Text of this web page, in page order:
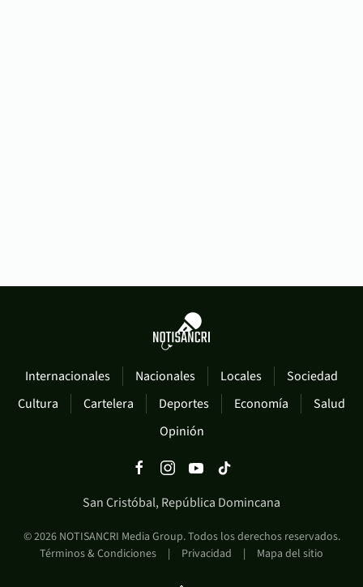
Internacionales Nacionales Locales
Sociedad
Cultura
Cartelera Deportes Economía
Salud
Opinión
San Cristóbal, República Domincana
©2026NOTISANCRI Media Group. Todos los derechos reservados.
Términos & Condiciones | Privacidad | Mapa del sitio